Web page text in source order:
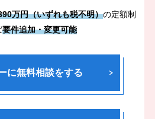
万円（いずれも税不明）の定額制
要件追加・変更可能
に無料相談をする